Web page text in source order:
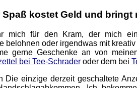
Spaß kostet Geld und bringt
mich für den Kram, der mich
belohnen oder irgendwas mit
gerne Geschenke an von
bei Tee-Schraderoder dem bei
Die einzige derzeit geschaltete